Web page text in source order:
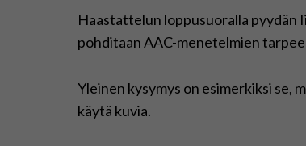
Haastattelun loppusuoralla pyydän
pohditaan AAC-menetelmien
Yleinen kysymys on esimerkiksi se,
käytä kuvia.